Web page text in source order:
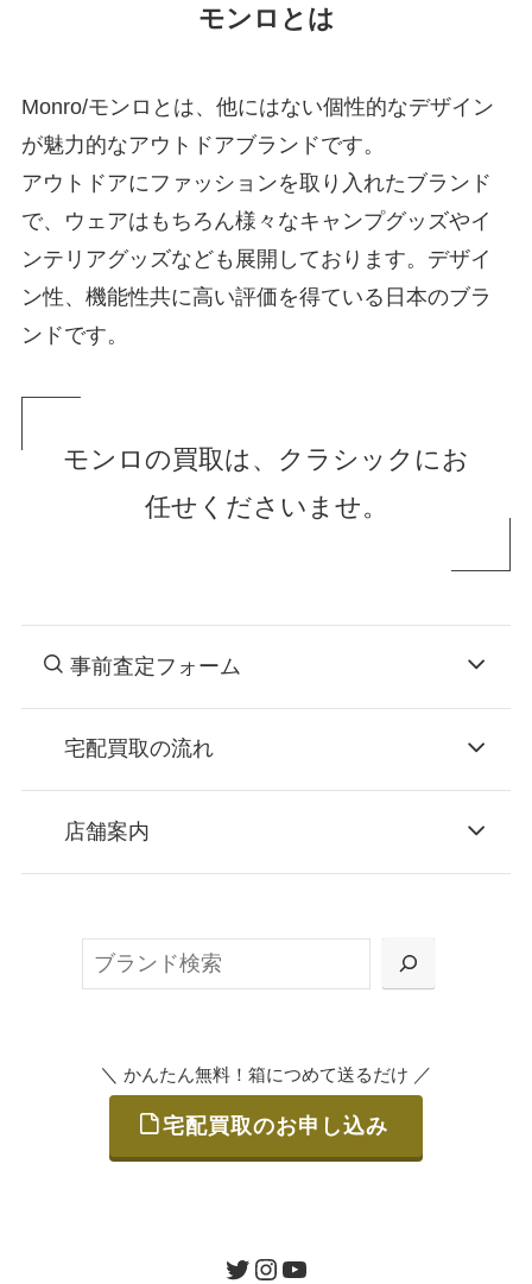
モンロとは
Monro/モンロとは、他にはない個性的なデザイン
が魅力的なアウトドアブランドです。
アウトドアにファッションを取り入れたブランド
で、ウェアはもちろん様々なキャンプグッズやイ
ンテリアグッズなども展開しております。デザイ
ン性、機能性共に高い評価を得ている日本のブラ
ンドです。
モンロの買取は、クラシックにお
任せくださいませ。
事前査定フォーム
宅配買取の流れ
お申込み
または梱包材不要の「集荷申込」からお選び
ご発送
店舗案内
＼ かんたん無料！箱につめて送るだけ ／
宅配買取のお申し込み
ツイッターインスタグラムユーチューブ